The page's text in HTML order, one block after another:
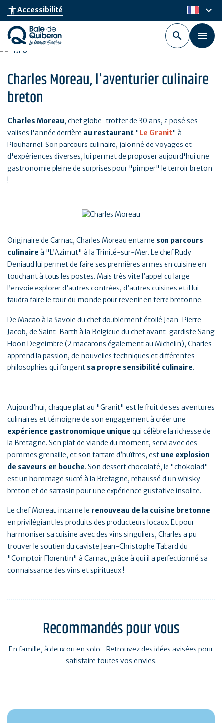
Aller
au
contenu
principal
accessibility_newAccessibilité fr
keyboard_arrow_down
Charles Moreau, l'aventurier culinaire
breton
Charles Moreau, chef globe-trotter de 30 ans, a posé ses
valises l'année derrière au restaurant "Le Granit" à
Plouharnel. Son parcours culinaire, jalonné de voyages et
d'expériences diverses, lui permet de proposer aujourd'hui une
gastronomie pleine de surprises pour "pimper" le terroir breton
!
Originaire de Carnac, Charles Moreau entame son parcours
culinaire à "L’Azimut" à la Trinité-sur-Mer. Le chef Rudy
Deniaud lui permet de faire ses premières armes en cuisine en
touchant à tous les postes. Mais très vite l’appel du large
l’envoie explorer d’autres contrées, d’autres cuisines et il lui
faudra faire le tour du monde pour revenir en terre bretonne.
De Macao à la Savoie du chef doublement étoilé Jean-Pierre
Jacob, de Saint-Barth à la Belgique du chef avant-gardiste Sang
Hoon Degeimbre (2 macarons également au Michelin), Charles
apprend la passion, de nouvelles techniques et différentes
philosophies qui forgent sa propre sensibilité culinaire.
Aujourd’hui, chaque plat au "Granit" est le fruit de ses aventures
culinaires et témoigne de son engagement à créer une
expérience gastronomique unique qui célèbre la richesse de
la Bretagne. Son plat de viande du moment, servi avec des
pommes grenaille, et son tartare d’huîtres, est une explosion
de saveurs en bouche. Son dessert chocolaté, le "chokolad"
est un hommage sucré à la Bretagne, rehaussé d’un whisky
breton et de sarrasin pour une expérience gustative insolite.
Le chef Moreau incarne le renouveau de la cuisine bretonne
en privilégiant les produits des producteurs locaux. Et pour
harmoniser sa cuisine avec des vins singuliers, Charles a pu
trouver le soutien du caviste Jean-Christophe Tabard du
"Comptoir Florentin" à Carnac, grâce à qui il a perfectionné sa
connaissance des vins et spiritueux !
Recommandés pour vous
En famille, à deux ou en solo... Retrouvez des idées avisées pour
satisfaire toutes vos envies.